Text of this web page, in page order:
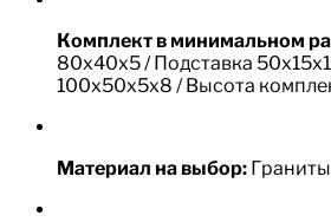
Комплект в минимальном
80х40х5 / Подставка
100х50х5х8 / Высота
Материал на выбор: